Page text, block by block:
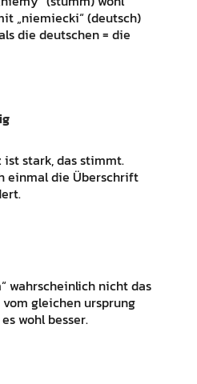
„niemiecki“ (deutsch)
die deutschen = die
ist stark, das stimmt.
einmal die Überschrift
wahrscheinlich nicht das
gleichen ursprung
wohl besser.